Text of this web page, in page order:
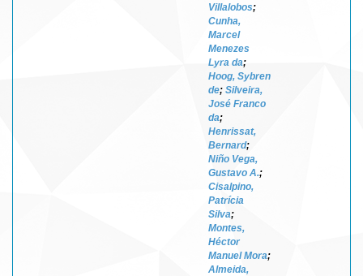
Villalobos;
Cunha,
Marcel
Menezes
Lyra da;
Hoog, Sybren
de; Silveira,
José Franco
da;
Henrissat,
Bernard;
Niño Vega,
Gustavo A.;
Cisalpino,
Patrícia
Silva;
Montes,
Héctor
Manuel Mora;
Almeida,